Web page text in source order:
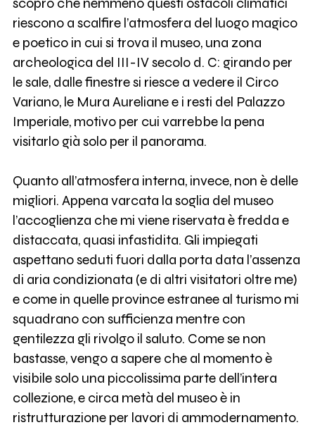
scopro che nemmeno questi ostacoli climatici
riescono a scalfire l’atmosfera del luogo magico
e poetico in cui si trova il museo, una zona
archeologica del III-IV secolo d. C: girando per
le sale, dalle finestre si riesce a vedere il Circo
Variano, le Mura Aureliane e i resti del Palazzo
Imperiale, motivo per cui varrebbe la pena
visitarlo già solo per il panorama.
Quanto all’atmosfera interna, invece, non è delle
migliori. Appena varcata la soglia del museo
l’accoglienza che mi viene riservata è fredda e
distaccata, quasi infastidita. Gli impiegati
aspettano seduti fuori dalla porta data l’assenza
di aria condizionata (e di altri visitatori oltre me)
e come in quelle province estranee al turismo mi
squadrano con sufficienza mentre con
gentilezza gli rivolgo il saluto. Come se non
bastasse, vengo a sapere che al momento è
visibile solo una piccolissima parte dell’intera
collezione, e circa metà del museo è in
ristrutturazione per lavori di ammodernamento.